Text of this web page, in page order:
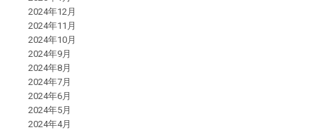
2024年12月
2024年11月
2024年10月
2024年9月
2024年8月
2024年7月
2024年6月
2024年5月
2024年4月